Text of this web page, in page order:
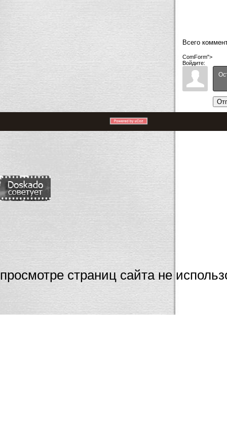
Всего
ComForm">
Войдите:
Мы
просмотре страниц сайта не
Internet